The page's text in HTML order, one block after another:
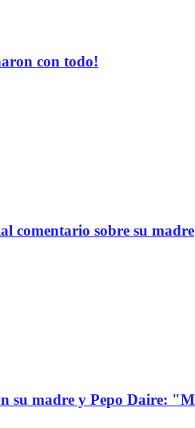
con todo!
comentario sobre su madre
su madre y Pepo Daire: